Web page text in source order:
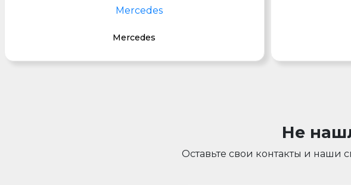
Mercedes
Не
Оставьте свои контакты и наши